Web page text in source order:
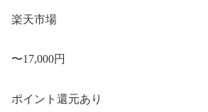
楽天市場
〜17,000円
ポイント還元あり